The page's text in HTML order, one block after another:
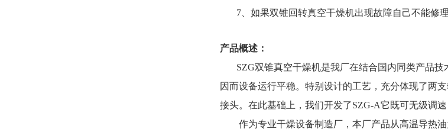
7、如果双锥回转真空干燥机出现故障自己不能修理
产品概述：
SZG双锥真空干燥机是我厂在结合国内同类产品技
因而设备运行平稳。特别设计的工艺，充分体现了两
接头。在此基础上，我们开发了SZG-A它既可无级调速
作为专业干燥设备制造厂，本厂产品从高温导热油